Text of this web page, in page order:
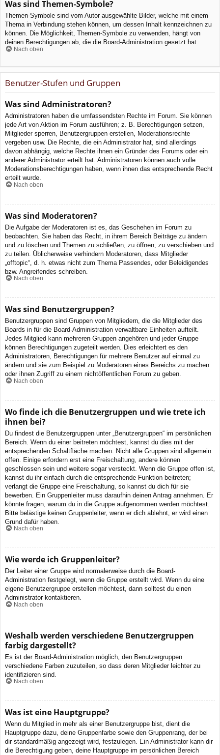
Was sind Themen-Symbole?
Themen-Symbole sind vom Autor ausgewählte Bilder, welche mit einem
Thema in Verbindung stehen können, um dessen Inhalt kennzeichnen zu
können. Die Möglichkeit, Themen-Symbole zu verwenden, hängt von
deinen Berechtigungen ab, die die Board-Administration gesetzt hat.
Nach oben
Benutzer-Stufen und Gruppen
Was sind Administratoren?
Administratoren haben die umfassendsten Rechte im Forum. Sie können
jede Art von Aktion im Forum ausführen; z. B. Berechtigungen setzen,
Mitglieder sperren, Benutzergruppen erstellen, Moderationsrechte
vergeben usw. Die Rechte, die ein Administrator hat, sind allerdings
davon abhängig, welche Rechte ihnen ein Gründer des Forums oder ein
anderer Administrator erteilt hat. Administratoren können auch volle
Moderationsberechtigungen haben, wenn ihnen das entsprechende Recht
erteilt wurde.
Nach oben
Was sind Moderatoren?
Die Aufgabe der Moderatoren ist es, das Geschehen im Forum zu
beobachten. Sie haben das Recht, in ihrem Bereich Beiträge zu ändern
und zu löschen und Themen zu schließen, zu öffnen, zu verschieben und
zu teilen. Üblicherweise verhindern Moderatoren, dass Mitglieder
„offtopic“, d. h. etwas nicht zum Thema Passendes, oder Beleidigendes
bzw. Angreifendes schreiben.
Nach oben
Was sind Benutzergruppen?
Benutzergruppen sind Gruppen von Mitgliedern, die die Mitglieder des
Boards in für die Board-Administration verwaltbare Einheiten aufteilt.
Jedes Mitglied kann mehreren Gruppen angehören und jeder Gruppe
können Berechtigungen zugeteilt werden. Dies erleichtert es den
Administratoren, Berechtigungen für mehrere Benutzer auf einmal zu
ändern und sie zum Beispiel zu Moderatoren eines Bereichs zu machen
oder ihnen Zugriff zu einem nichtöffentlichen Forum zu geben.
Nach oben
Wo finde ich die Benutzergruppen und wie trete ich
ihnen bei?
Du findest die Benutzergruppen unter „Benutzergruppen“ im persönlichen
Bereich. Wenn du einer beitreten möchtest, kannst du dies mit der
entsprechenden Schaltfläche machen. Nicht alle Gruppen sind allgemein
offen. Einige erfordern erst eine Freischaltung, andere können
geschlossen sein und weitere sogar versteckt. Wenn die Gruppe offen ist,
kannst du ihr einfach durch die entsprechende Funktion beitreten;
verlangt die Gruppe eine Freischaltung, so kannst du dich für sie
bewerben. Ein Gruppenleiter muss daraufhin deinen Antrag annehmen. Er
könnte fragen, warum du in die Gruppe aufgenommen werden möchtest.
Bitte belästige keinen Gruppenleiter, wenn er dich ablehnt, er wird einen
Grund dafür haben.
Nach oben
Wie werde ich Gruppenleiter?
Der Leiter einer Gruppe wird normalerweise durch die Board-
Administration festgelegt, wenn die Gruppe erstellt wird. Wenn du eine
eigene Benutzergruppe erstellen möchtest, dann solltest du einen
Administrator kontaktieren.
Nach oben
Weshalb werden verschiedene Benutzergruppen
farbig dargestellt?
Es ist der Board-Administration möglich, den Benutzergruppen
verschiedene Farben zuzuteilen, so dass deren Mitglieder leichter zu
identifizieren sind.
Nach oben
Was ist eine Hauptgruppe?
Wenn du Mitglied in mehr als einer Benutzergruppe bist, dient die
Hauptgruppe dazu, deine Gruppenfarbe sowie den Gruppenrang, der bei
dir standardmäßig angezeigt wird, festzulegen. Ein Administrator kann dir
die Berechtigung geben, deine Hauptgruppe im persönlichen Bereich